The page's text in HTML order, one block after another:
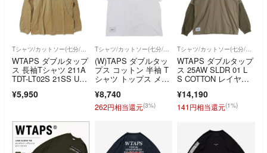
Tシャツ/カットソー(七分/長袖)
WTAPS ダブルタップ
ス 長袖Tシャツ 211A
TDT-LT02S 21SS UR
E.LS ベージュ 3 2711
¥5,950
Tシャツ/カットソー(七分/長袖)
(W)TAPS ダブルタッ
プス コットン 半袖 T
シャツ トップス メン
ATDTーCSM27 24
年 X 01
¥8,740
262円相当還元(3%)
Tシャツ/カットソー(七分/長袖)
WTAPS ダブルタップ
ス 25AW SLDR 01 L
S COTTON レイヤー
ソー ベージュ 252AT
DT-CSM19
¥14,190
141円相当還元(1%)